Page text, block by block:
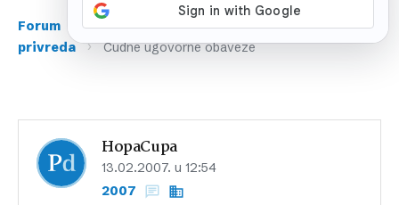
Forum Gospodarstvo i financije ›
Hrvatska
privreda
› Cudne ugovorne obaveze
HopaCupa
13.02.2007. u 12:54
2007